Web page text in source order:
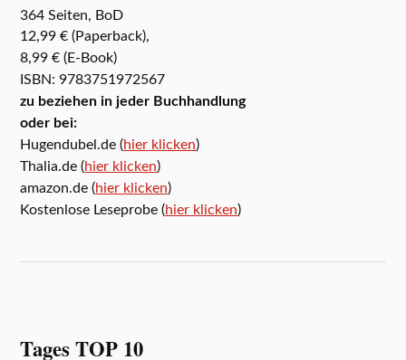
364 Seiten, BoD
12,99 € (Paperback),
8,99 € (E-Book)
ISBN: 9783751972567
zu beziehen in jeder Buchhandlung
oder bei:
Hugendubel.de (hier klicken)
Thalia.de (hier klicken)
amazon.de (hier klicken)
Kostenlose Leseprobe (hier klicken)
Tages TOP 10